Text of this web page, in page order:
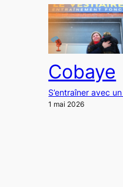
Cobaye
S’entraîner avec
1 mai 2026